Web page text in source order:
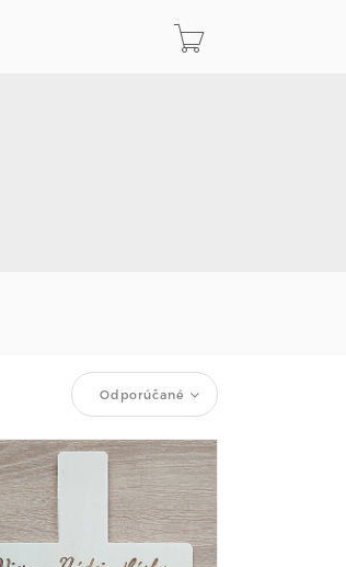
Odporúčané